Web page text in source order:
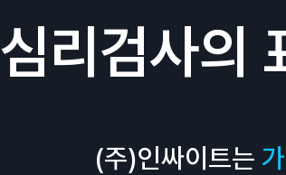
심리검사의
(주)인싸이트는